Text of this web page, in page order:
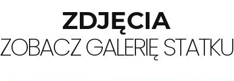
ZDJĘCIA
ZOBACZ GALERIĘ STATKU